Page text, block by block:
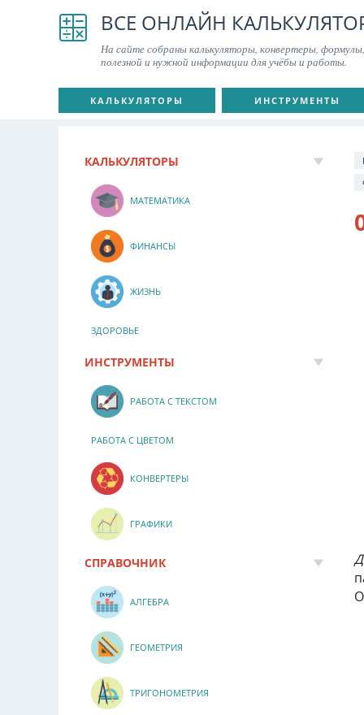
ВСЕ ОНЛАЙН
На сайте собраны калькуляторы, конвертеры,
полезной и нужной информации для учёбы и работы.
КАЛЬКУЛЯТОРЫ ИНСТРУМЕНТЫ
КАЛЬКУЛЯТОРЫ
МАТЕМАТИКА
ФИНАНСЫ
ЖИЗНЬ
ЗДОРОВЬЕ
ИНСТРУМЕНТЫ
РАБОТА С ТЕКСТОМ
РАБОТА С ЦВЕТОМ
КОНВЕРТЕРЫ
ГРАФИКИ
СПРАВОЧНИК
АЛГЕБРА
ГЕОМЕТРИЯ
ТРИГОНОМЕТРИЯ